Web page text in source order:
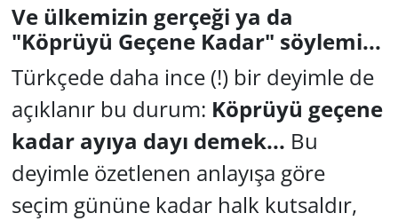
Ve ülkemizin gerçeği ya da
"Köprüyü Geçene Kadar" söylemi...
Türkçede daha ince (!) bir deyimle de
açıklanır bu durum: Köprüyü geçene
kadar ayıya dayı demek... Bu
deyimle özetlenen anlayışa göre
seçim gününe kadar halk kutsaldır,